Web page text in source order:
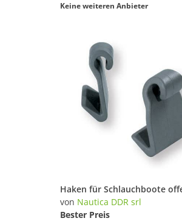
Keine weiteren Anbieter
von Nautica DDR srl
Bester Preis